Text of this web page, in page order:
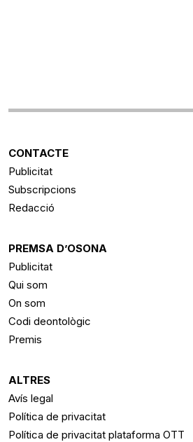
CONTACTE
Publicitat
Subscripcions
Redacció
PREMSA D’OSONA
Publicitat
Qui som
On som
Codi deontològic
Premis
ALTRES
Avís legal
Política de privacitat
Política de privacitat plataforma OTT